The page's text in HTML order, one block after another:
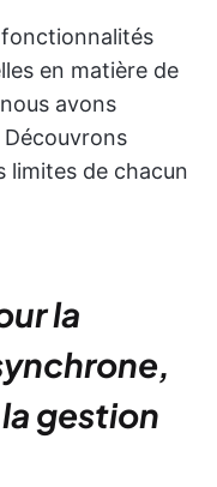
en matière de
avons
Découvrons
limites de chacun
la
gestion